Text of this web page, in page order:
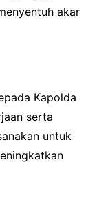
akar
Kapolda
serta
untuk